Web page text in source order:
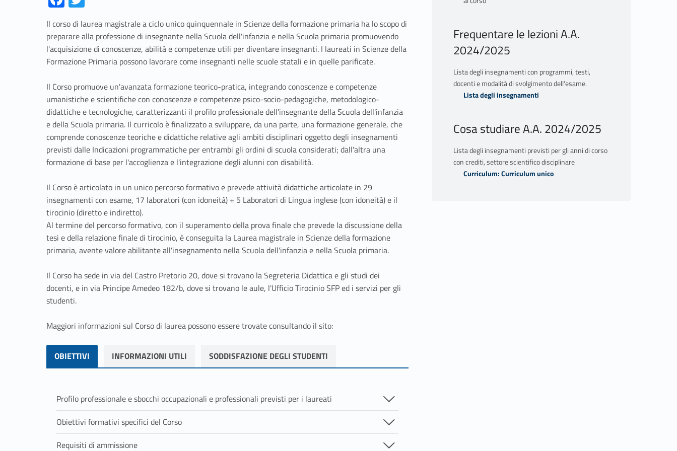
ce
b
o
o
k
itt
er
Il corso di laurea magistrale a ciclo unico quinquennale in Scienze della formazione primaria ha lo scopo di
preparare alla professione di insegnante nella Scuola dell'infanzia e nella Scuola primaria promuovendo
l'acquisizione di conoscenze, abilità e competenze utili per diventare insegnanti. I laureati in Scienze della
Formazione Primaria possono lavorare come insegnanti nelle scuole statali e in quelle parificate.
Il Corso promuove un'avanzata formazione teorico-pratica, integrando conoscenze e competenze
umanistiche e scientifiche con conoscenze e competenze psico-socio-pedagogiche, metodologico-
didattiche e tecnologiche, caratterizzanti il profilo professionale dell'insegnante della Scuola dell'infanzia
e della Scuola primaria. Il curricolo è finalizzato a sviluppare, da una parte, una formazione generale, che
comprende conoscenze teoriche e didattiche relative agli ambiti disciplinari oggetto degli insegnamenti
previsti dalle Indicazioni programmatiche per entrambi gli ordini di scuola considerati; dall'altra una
formazione di base per l'accoglienza e l'integrazione degli alunni con disabilità.
Il Corso è articolato in un unico percorso formativo e prevede attività didattiche articolate in 29
insegnamenti con esame, 17 laboratori (con idoneità) + 5 Laboratori di Lingua inglese (con idoneità) e il
tirocinio (diretto e indiretto).
Al termine del percorso formativo, con il superamento della prova finale che prevede la discussione della
tesi e della relazione finale di tirocinio, è conseguita la Laurea magistrale in Scienze della formazione
primaria, avente valore abilitante all'insegnamento nella Scuola dell'infanzia e nella Scuola primaria.
Il Corso ha sede in via del Castro Pretorio 20, dove si trovano la Segreteria Didattica e gli studi dei
docenti, e in via Principe Amedeo 182/b, dove si trovano le aule, l'Ufficio Tirocinio SFP ed i servizi per gli
studenti.
Maggiori informazioni sul Corso di laurea possono essere trovate consultando il sito:
Skip back to navigation
LINK IDENTIFIER #IDENTIFIER__161407-1
OBIETTIVI INFORMAZIONI UTILI SODDISFAZIONE DEGLI STUDENTI
Profilo professionale e sbocchi occupazionali e professionali previsti per i laureati
Insegnanti della scuola primaria e della scuola dell'infanzia
Il docente formato nel Corso di laurea magistrale a ciclo unico quinquennale in Scienze della
formazione primaria sarà in grado di occuparsi dell'educazione, della formazione e
Obiettivi formativi specifici del Corso
Il Corso di laurea magistrale a ciclo unico in Scienze della formazione primaria permette
Requisiti di ammissione
Frequentare le lezioni A.A.
2024/2025
Lista degli insegnamenti con programmi, testi,
docenti e modalità di svolgimento dell'esame.
Lista degli insegnamenti
Cosa studiare A.A. 2024/2025
Lista degli insegnamenti previsti per gli anni di corso
con crediti, settore scientifico disciplinare
Curriculum: Curriculum unico